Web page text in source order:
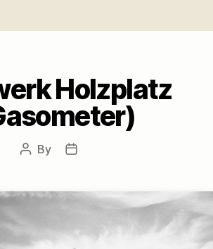
Holzplatz
Post
By
Post